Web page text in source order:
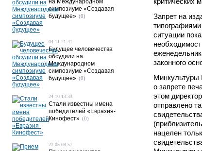
Запрет на
ситуации
законного
Минкультуры
о запрете
этом
отправлено
нацелен
на Международном
симпозиуме «Создавая
будущее» (0)
04.11 21:41
Будущее человечества
обсудили на
Международном
симпозиуме «Создавая
будущее» (0)
24.10 13:33
Стали известны имена
победителей «Евразия-
Кинофест» (0)
22.05 08:57